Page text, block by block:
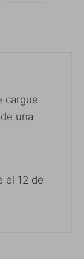
cargue
una
el 12 de